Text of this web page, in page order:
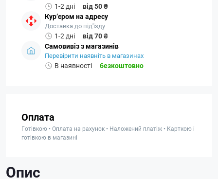
1-2 дні
від 50 ₴
Кур’єром на адресу
Доставка до під'їзду
1-2 дні
від 70 ₴
Самовивіз з магазинів
Перевірити наявніть в магазинах
В наявності безкоштовно
Оплата
Готівкою • Оплата на рахунок • Наложений платіж • Карткою і
готівкою в магазині
Опис